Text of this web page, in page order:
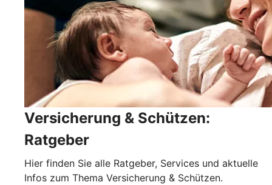
Versicherung & Schützen:
Ratgeber
Hier finden Sie alle Ratgeber, Services und aktuelle
Infos zum Thema Versicherung & Schützen.